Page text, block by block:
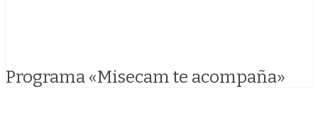
Programa «Misecam te acompaña»